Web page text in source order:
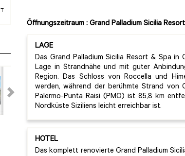
Öffnungszeitraum : Grand Palladium Sicilia
LAGE
Das Grand Palladium Sicilia Resort & Spa
Lage in Strandnähe und mit guter
Region. Das Schloss von Roccella und
werden, während der berühmte Strand von
Palermo-Punta Raisi (PMO) ist 85,8 km
Nordküste Siziliens leicht erreichbar ist.
HOTEL
Das komplett renovierte Grand Palladium